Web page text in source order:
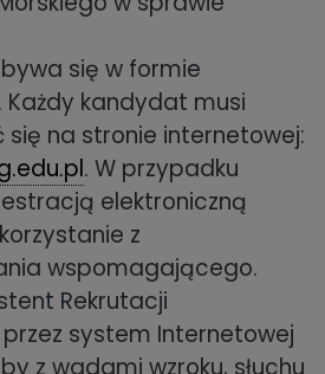
się w formie
Każdy kandydat musi
na stronie internetowej:
. W przypadku
elektroniczną
z
wspomagającego.
Rekrutacji
system Internetowej